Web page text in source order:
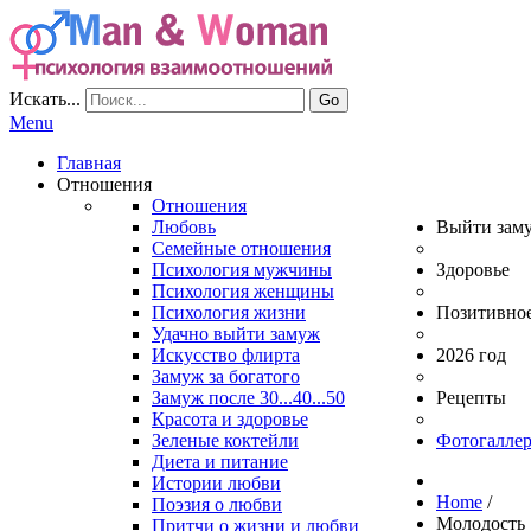
Искать... Go
Menu
Главная
Отношения
Отношения
Любовь
Семейные отношения
Психология мужчины
Психология женщины
Психология жизни
Выйти
Удачно выйти замуж
Искусство флирта
Замуж за богатого
Замуж после 30...40...50
Здоровье
Красота и здоровье
Зеленые коктейли
Диета и питание
Истории любви
Поэзия о любви
Притчи о жизни и любви
2026 год
Рецепты
Home /
Молодость